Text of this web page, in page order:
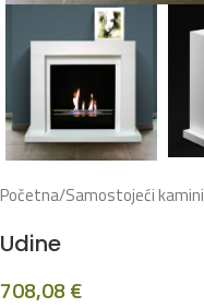
Početna/Samostojeći kamini
Udine
708,08€